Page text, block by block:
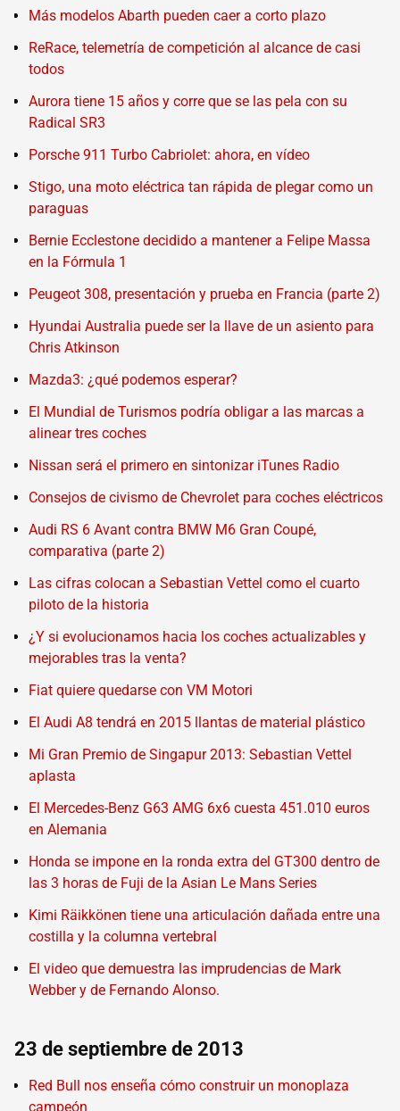
Más modelos Abarth pueden caer a corto plazo
ReRace, telemetría de competición al alcance de casi
todos
Aurora tiene 15 años y corre que se las pela con su
Radical SR3
Porsche 911 Turbo Cabriolet: ahora, en vídeo
Stigo, una moto eléctrica tan rápida de plegar como un
paraguas
Bernie Ecclestone decidido a mantener a Felipe Massa
en la Fórmula 1
Peugeot 308, presentación y prueba en Francia (parte 2)
Hyundai Australia puede ser la llave de un asiento para
Chris Atkinson
Mazda3: ¿qué podemos esperar?
El Mundial de Turismos podría obligar a las marcas a
alinear tres coches
Nissan será el primero en sintonizar iTunes Radio
Consejos de civismo de Chevrolet para coches eléctricos
Audi RS 6 Avant contra BMW M6 Gran Coupé,
comparativa (parte 2)
Las cifras colocan a Sebastian Vettel como el cuarto
piloto de la historia
¿Y si evolucionamos hacia los coches actualizables y
mejorables tras la venta?
Fiat quiere quedarse con VM Motori
El Audi A8 tendrá en 2015 llantas de material plástico
Mi Gran Premio de Singapur 2013: Sebastian Vettel
aplasta
El Mercedes-Benz G63 AMG 6x6 cuesta 451.010 euros
en Alemania
Honda se impone en la ronda extra del GT300 dentro de
las 3 horas de Fuji de la Asian Le Mans Series
Kimi Räikkönen tiene una articulación dañada entre una
costilla y la columna vertebral
El video que demuestra las imprudencias de Mark
Webber y de Fernando Alonso.
23 de septiembre de 2013
Red Bull nos enseña cómo construir un monoplaza
campeón